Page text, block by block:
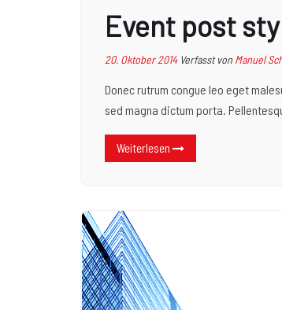
Event post
20. Oktober 2014 Verfasst vonManuel
Donec rutrum congue leo eget
sed magna dictum porta.
Weiterlesen